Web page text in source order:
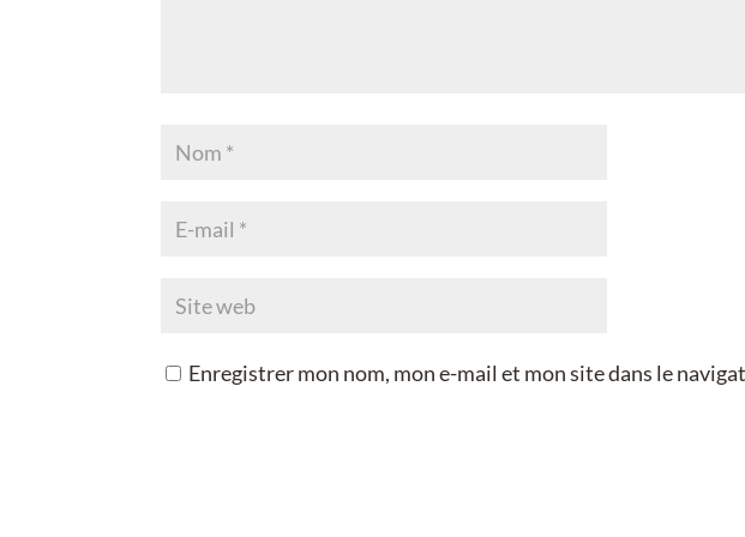
Enregistrer mon nom, mon e-mail et mon site dans le